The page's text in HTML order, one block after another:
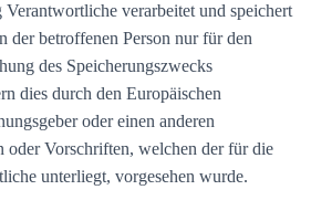
verarbeitet und speichert
der betroffenen Person nur für den
des Speicherungszwecks
dies durch den Europäischen
oder einen anderen
oder Vorschriften, welchen der für die
unterliegt, vorgesehen wurde.